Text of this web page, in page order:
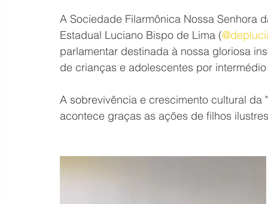
A Sociedade Filarmônica Nossa Senhora
Estadual Luciano Bispo de Lima (
parlamentar destinada à nossa gloriosa
de crianças e adolescentes por
A sobrevivência e crescimento cultural
acontece graças as ações de filhos